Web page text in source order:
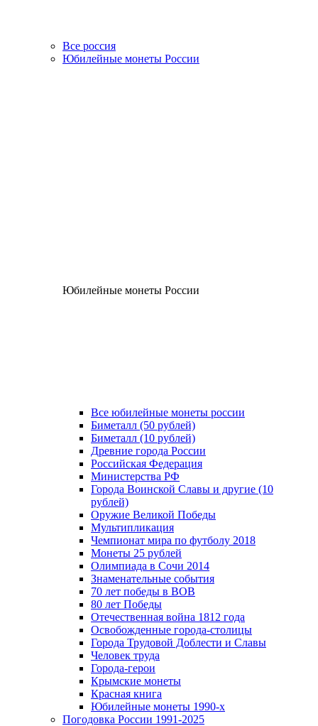
Все россия
Юбилейные монеты России
Юбилейные монеты России
Все юбилейные монеты россии
Биметалл (50 рублей)
Биметалл (10 рублей)
Древние города России
Российская Федерация
Министерства РФ
Города Воинской Славы и другие (10
рублей)
Оружие Великой Победы
Мультипликация
Чемпионат мира по футболу 2018
Монеты 25 рублей
Олимпиада в Сочи 2014
Знаменательные события
70 лет победы в ВОВ
80 лет Победы
Отечественная война 1812 года
Освобожденные города-столицы
Города Трудовой Доблести и Славы
Человек труда
Города-герои
Крымские монеты
Красная книга
Юбилейные монеты 1990-х
Погодовка России 1991-2025